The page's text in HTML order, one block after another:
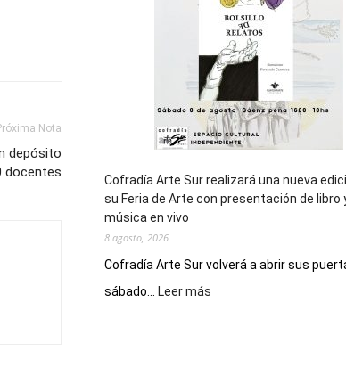
Nota
depósito
docentes
Juegos
Epade
2027
Cofradía Arte Sur realizará una nueva
su Feria de Arte con presentación de libro
música en vivo
8 agosto, 2026
Cofradía Arte Sur volverá a abrir sus
sábado...
Leer más